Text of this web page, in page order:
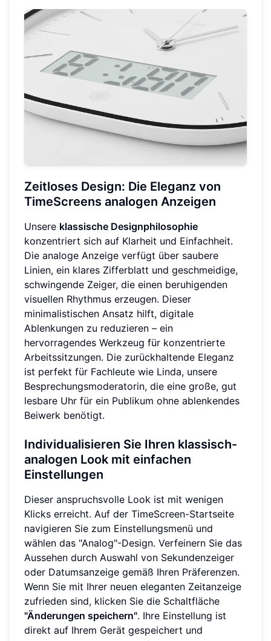
Zeitloses Design: Die Eleganz von
TimeScreens analogen Anzeigen
Unsere klassische Designphilosophie
konzentriert sich auf Klarheit und Einfachheit.
Die analoge Anzeige verfügt über saubere
Linien, ein klares Zifferblatt und geschmeidige,
schwingende Zeiger, die einen beruhigenden
visuellen Rhythmus erzeugen. Dieser
minimalistischen Ansatz hilft, digitale
Ablenkungen zu reduzieren – ein
hervorragendes Werkzeug für konzentrierte
Arbeitssitzungen. Die zurückhaltende Eleganz
ist perfekt für Fachleute wie Linda, unsere
Besprechungsmoderatorin, die eine große, gut
lesbare Uhr für ein Publikum ohne ablenkendes
Beiwerk benötigt.
Individualisieren Sie Ihren klassisch-
analogen Look mit einfachen
Einstellungen
Dieser anspruchsvolle Look ist mit wenigen
Klicks erreicht. Auf der TimeScreen-Startseite
navigieren Sie zum Einstellungsmenü und
wählen das "Analog"-Design. Verfeinern Sie das
Aussehen durch Auswahl von Sekundenzeiger
oder Datumsanzeige gemäß Ihren Präferenzen.
Wenn Sie mit Ihrer neuen eleganten Zeitanzeige
zufrieden sind, klicken Sie die Schaltfläche
"Änderungen speichern". Ihre Einstellung ist
direkt auf Ihrem Gerät gespeichert und